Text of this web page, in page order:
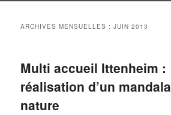
ARCHIVES MENSUELLES :JUIN 2013
Multi accueil Ittenheim :
réalisation d’un mandala
nature